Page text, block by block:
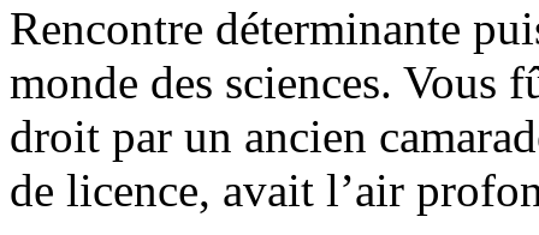
Rencontre déterminante
monde des sciences. Vous
droit par un ancien
de licence, avait l’air